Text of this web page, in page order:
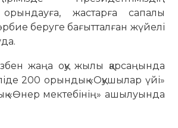
жастарға сапалы
беруге бағытталған жүйелі
жаңа оқу жылы қарсаңында
200 орындық «Оқушылар үйі»
«Өнер мектебінің» ашылуында